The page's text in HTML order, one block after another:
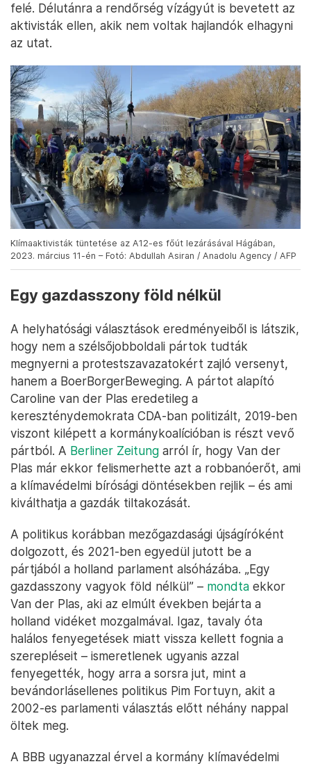
felé. Délutánra a rendőrség vízágyút is bevetett az
aktivisták ellen, akik nem voltak hajlandók elhagyni
az utat.
Klímaaktivisták tüntetése az A12-es főút lezárásával Hágában,
2023. március 11-én – Fotó: Abdullah Asiran / Anadolu Agency / AFP
Egy gazdasszony föld nélkül
A helyhatósági választások eredményeiből is látszik,
hogy nem a szélsőjobboldali pártok tudták
megnyerni a protestszavazatokért zajló versenyt,
hanem a BoerBorgerBeweging. A pártot alapító
Caroline van der Plas eredetileg a
kereszténydemokrata CDA-ban politizált, 2019-ben
viszont kilépett a kormánykoalícióban is részt vevő
pártból. A Berliner Zeitung arról ír, hogy Van der
Plas már ekkor felismerhette azt a robbanóerőt, ami
a klímavédelmi bírósági döntésekben rejlik – és ami
kiválthatja a gazdák tiltakozását.
A politikus korábban mezőgazdasági újságíróként
dolgozott, és 2021-ben egyedül jutott be a
pártjából a holland parlament alsóházába. „Egy
gazdasszony vagyok föld nélkül” – mondta ekkor
Van der Plas, aki az elmúlt években bejárta a
holland vidéket mozgalmával. Igaz, tavaly óta
halálos fenyegetések miatt vissza kellett fognia a
szerepléseit – ismeretlenek ugyanis azzal
fenyegették, hogy arra a sorsra jut, mint a
bevándorlásellenes politikus Pim Fortuyn, akit a
2002-es parlamenti választás előtt néhány nappal
öltek meg.
A BBB ugyanazzal érvel a kormány klímavédelmi